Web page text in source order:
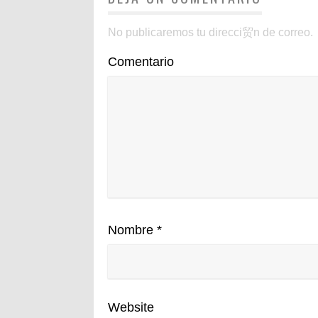
No publicaremos tu direcci贸n de correo.
Comentario
Nombre *
Website